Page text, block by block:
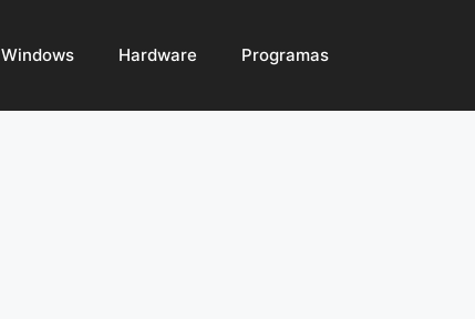
Windows Hardware Programas